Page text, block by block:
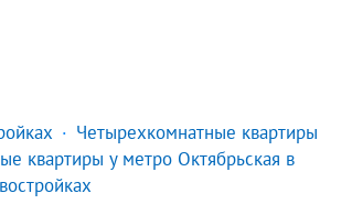
Четырехкомнатные квартиры
квартиры у метро Октябрьская в